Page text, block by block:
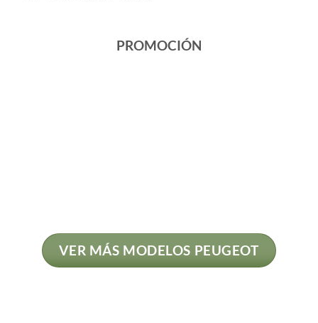
PROMOCIÓN
VER MÁS MODELOS PEUGEOT